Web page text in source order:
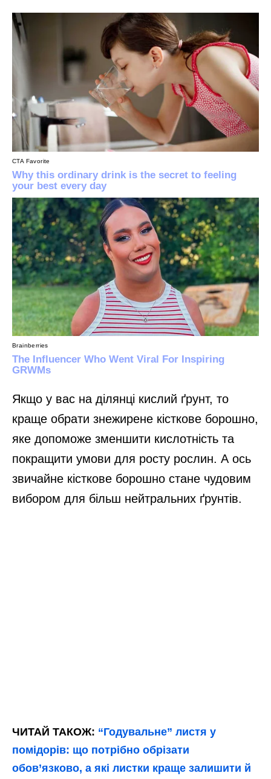
Якщо у вас на ділянці кислий ґрунт, то
краще обрати знежирене кісткове борошно,
яке допоможе зменшити кислотність та
покращити умови для росту рослин. А ось
звичайне кісткове борошно стане чудовим
вибором для більш нейтральних ґрунтів.
ЧИТАЙ ТАКОЖ: “Годувальне” листя у
помідорів: що потрібно обрізати
обов’язково, а які листки краще залишити й